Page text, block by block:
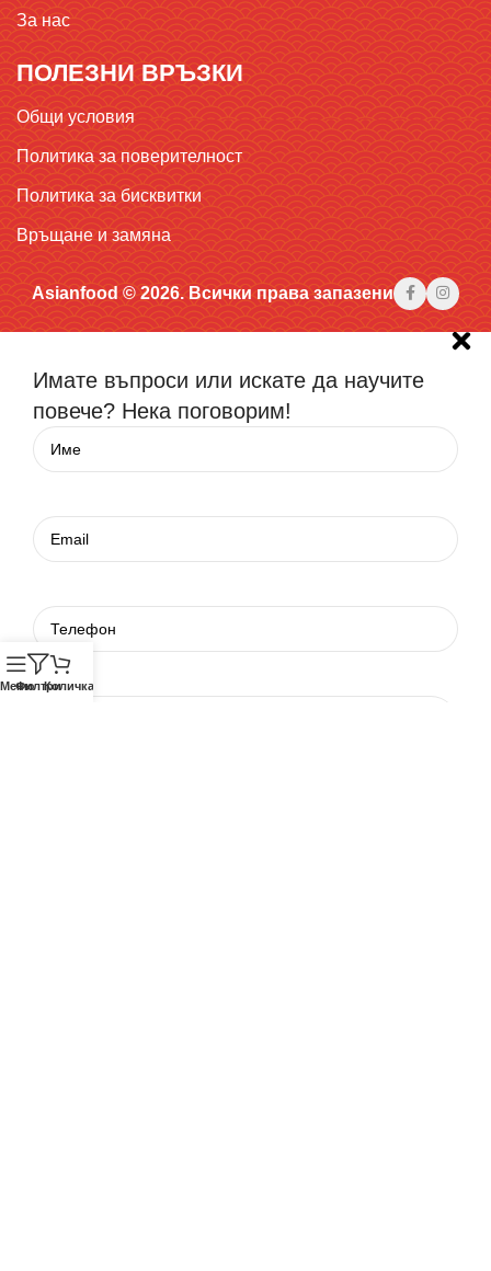
За нас
ПОЛЕЗНИ ВРЪЗКИ
Общи условия
Политика за поверителност
Политика за бисквитки
Връщане и замяна
Asianfood © 2026. Всички права запазени
Имате въпроси или искате да научите
повече? Нека поговорим!
МенюФилтриКоличка